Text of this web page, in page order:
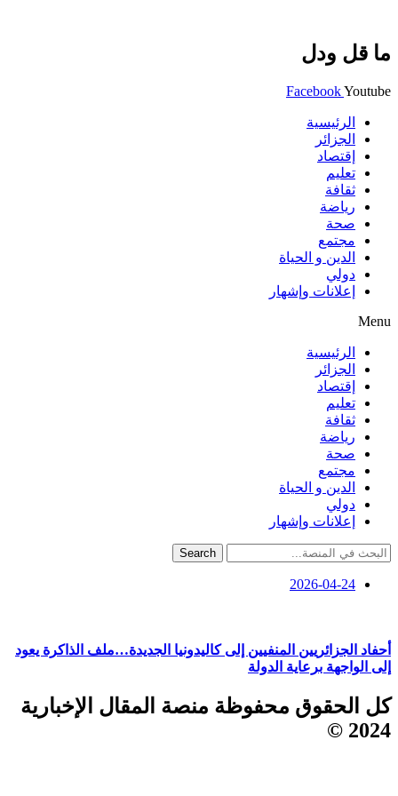
ما قل ودل
FacebookYoutube
الرئيسية
الجزائر
إقتصاد
تعليم
ثقافة
رياضة
صحة
مجتمع
الدين و الحياة
دولي
إعلانات وإشهار
Menu
الرئيسية
الجزائر
إقتصاد
تعليم
ثقافة
رياضة
صحة
مجتمع
الدين و الحياة
دولي
إعلانات وإشهار
Search
2026-04-24
أحفاد الجزائريين المنفيين إلى كاليدونيا الجديدة…ملف الذاكرة يعود
إلى الواجهة برعاية الدولة
كل الحقوق محفوظة منصة المقال الإخبارية
2024 ©